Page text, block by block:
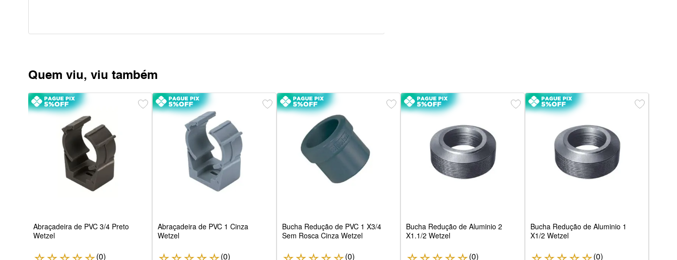
Quem viu, viu também
Abraçadeira de PVC 3/4 Preto
Wetzel
(0)
Abraçadeira de PVC 1 Cinza
Wetzel
(0)
Bucha Redução de PVC 1 X3/4
Sem Rosca Cinza Wetzel
(0)
Bucha Redução de Aluminio 2
X1.1/2 Wetzel
(0)
Bucha Redução de Aluminio 1
X1/2 Wetzel
(0)